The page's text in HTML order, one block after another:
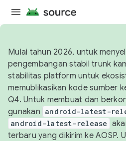
Mulai tahun 2026, untuk
pengembangan stabil trunk
stabilitas platform untuk
memublikasikan kode sumber
Q4. Untuk membuat dan
gunakan android-latest-
android-latest-release
terbaru yang dikirim ke AOSP.